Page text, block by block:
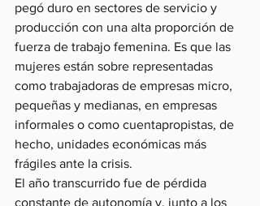
pegó duro en sectores de servicio y
producción con una alta proporción de
fuerza de trabajo femenina. Es que las
mujeres están sobre representadas
como trabajadoras de empresas micro,
pequeñas y medianas, en empresas
informales o como cuentapropistas, de
hecho, unidades económicas más
frágiles ante la crisis.
El año transcurrido fue de pérdida
constante de autonomía y, junto a los